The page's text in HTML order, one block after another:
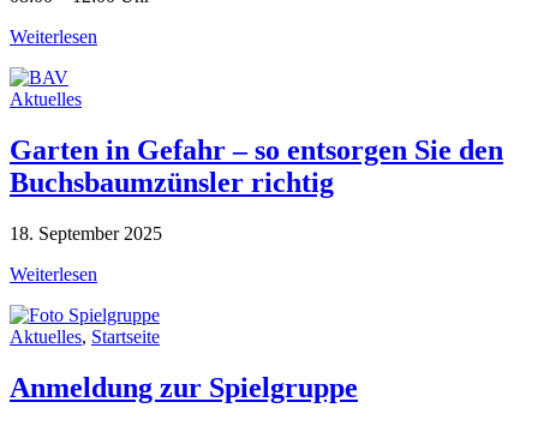
Weiterlesen
Aktuelles
Garten in Gefahr – so entsorgen Sie den
Buchsbaumzünsler richtig
18. September 2025
Weiterlesen
Aktuelles, Startseite
Anmeldung zur Spielgruppe